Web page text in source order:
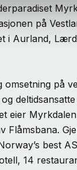
på
i Aurland,
omsetning på
eier
Flåmsbana.
best
14